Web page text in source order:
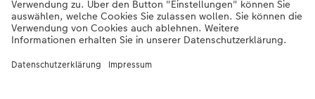
Sortiment
Inspirationen